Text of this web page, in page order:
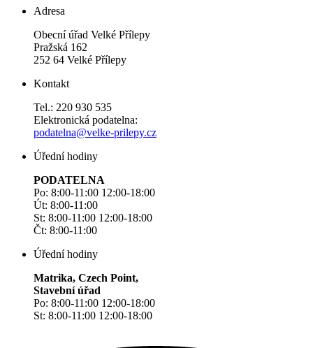
Adresa
Obecní úřad Velké Přílepy
Pražská 162
252 64 Velké Přílepy
Kontakt
Tel.: 220 930 535
Elektronická podatelna:
podatelna@velke-prilepy.cz
Úřední hodiny
PODATELNA
Po: 8:00-11:00 12:00-18:00
Út: 8:00-11:00
St: 8:00-11:00 12:00-18:00
Čt: 8:00-11:00
Úřední hodiny
Matrika, Czech Point,
Stavební úřad
Po: 8:00-11:00 12:00-18:00
St: 8:00-11:00 12:00-18:00